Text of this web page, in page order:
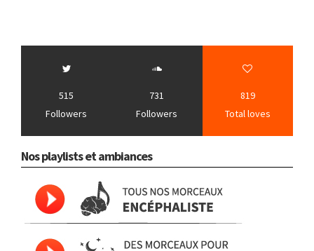
515
Followers
731
Followers
819
Total loves
Nos playlists et ambiances